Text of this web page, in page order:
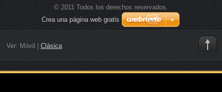
© 2011 Todos los derechos reservados.
Crea una página web gratis
Ver: Móvil | Clásica